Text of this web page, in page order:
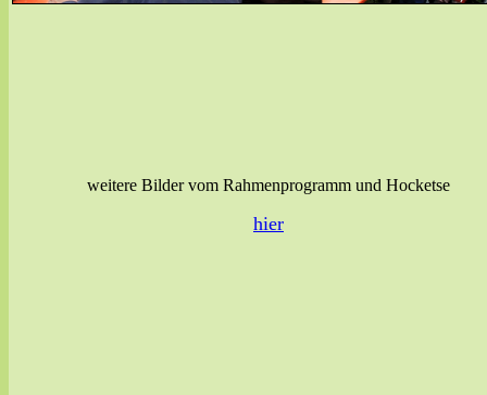
weitere Bilder vom Rahmenprogramm und Hocketse
hier